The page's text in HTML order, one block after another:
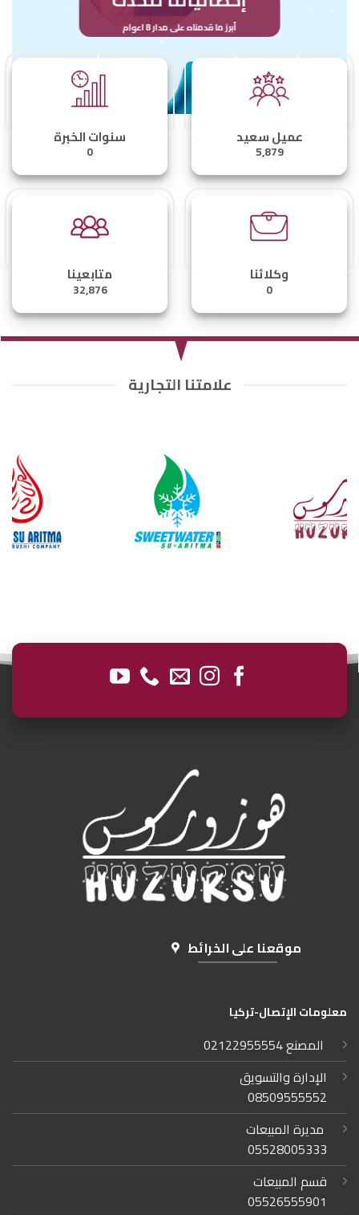
أبرز ما قدمناه على مدار 8 اعوام
عميل سعيد
5,879
سنوات الخبرة
0
وكلائنا
0
متابعينا
32,876
علامتنا التجارية
موقعنا على الخرائط
معلومات الإتصال-تركيا
المصنع
الإدارة والتسويق
08509555552
مديرة المبيعات
05528005333
قسم المبيعات
05526555901